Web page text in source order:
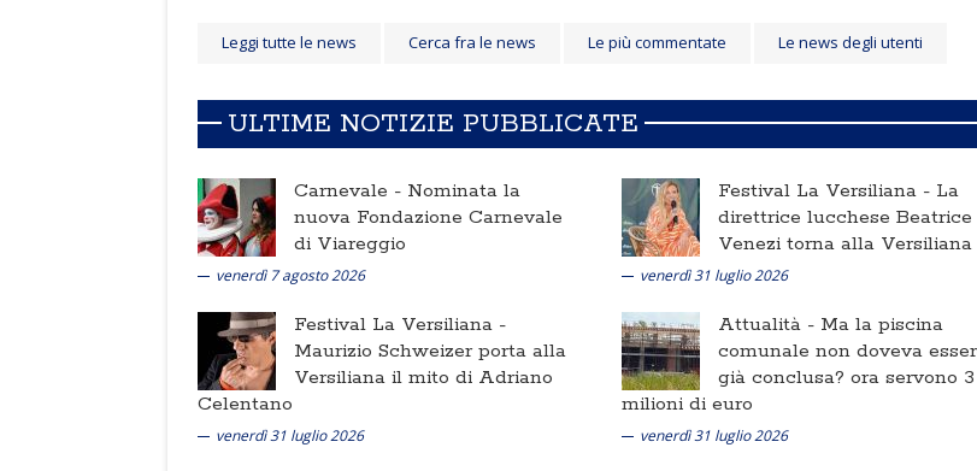
Leggi tutte le news Cerca fra le news Le più commentate Le news degli utenti
ULTIME NOTIZIE PUBBLICATE
Carnevale - Nominata la
nuova Fondazione Carnevale
di Viareggio
venerdì 7 agosto 2026
Festival La Versiliana - La
direttrice lucchese Beatrice
Venezi torna alla Versiliana
venerdì 31 luglio 2026
Festival La Versiliana -
Maurizio Schweizer porta alla
Versiliana il mito di Adriano
Celentano
venerdì 31 luglio 2026
Attualità - Ma la piscina
comunale non doveva
già conclusa? ora servono 3
milioni di euro
venerdì 31 luglio 2026